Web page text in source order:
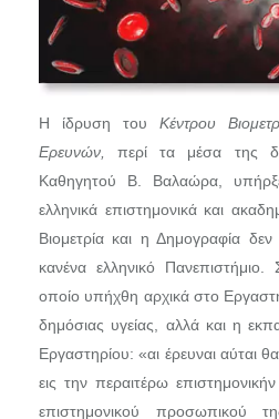
Η ίδρυση του Κέντρου
Ερευνών,περί τα μέσα της
Καθηγητού Β. Βαλαώρα,
ελληνικά επιστημονικά και
Βιομετρία και η Δημογραφία
κανένα ελληνικό
οποίο υπήχθη αρχικά στο
δημόσιας υγείας, αλλά και η
Εργαστηρίου: «αι έρευναι αύται
εις την περαιτέρω
επιστημονικού προσωπικού